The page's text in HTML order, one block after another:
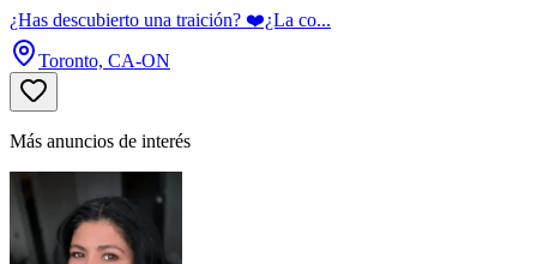
¿Has descubierto una traición? ❤️¿La co...
Toronto, CA-ON
Más anuncios de interés